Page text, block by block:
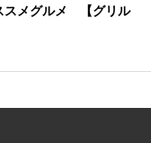
メグルメ 【グリル